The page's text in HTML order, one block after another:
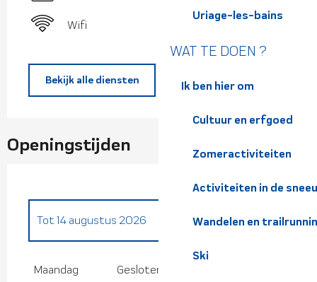
Uriage-les-bains
WAT TE DOEN ?
Ik ben hier om
Cultuur en erfgoed
Zomeractiviteiten
Activiteiten in de
Wandelen en
Ski
Wifi
Bekijk alle diensten
Openingstijden
Tot14 augustus 2026
31 oktober
2026
Maandag Gesloten